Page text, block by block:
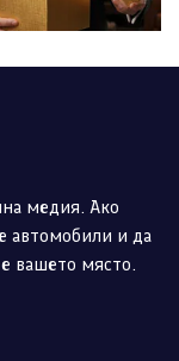
медия. Ако
автомобили и да
вашето място.